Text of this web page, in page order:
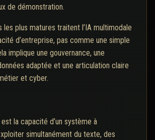
de démonstration.
les plus matures traitent l’IA multimodale
d’entreprise, pas comme une simple
implique une gouvernance, une
adaptée et une articulation claire
et cyber.
est la capacité d’un système à
simultanément du texte, des